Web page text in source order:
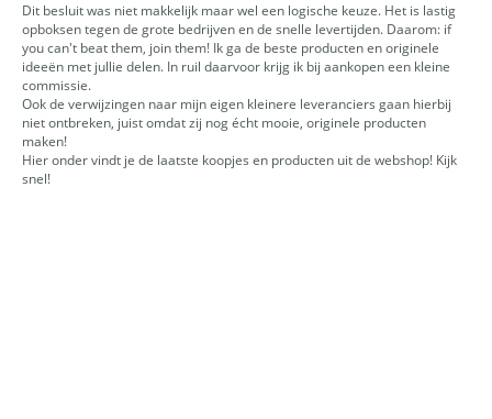
Dit besluit was niet makkelijk maar wel een logische keuze. Het is lastig
opboksen tegen de grote bedrijven en de snelle levertijden. Daarom: if
you can't beat them, join them! Ik ga de beste producten en originele
ideeën met jullie delen. In ruil daarvoor krijg ik bij aankopen een kleine
commissie.
Ook de verwijzingen naar mijn eigen kleinere leveranciers gaan hierbij
niet ontbreken, juist omdat zij nog écht mooie, originele producten
maken!
Hier onder vindt je de laatste koopjes en producten uit de webshop! Kijk
snel!